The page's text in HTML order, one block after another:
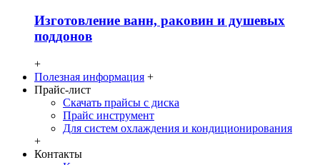
Изготовление ванн, раковин и душевых
поддонов
+
Полезная информация +
Прайс-лист
Скачать прайсы с диска
Прайс инструмент
Для систем охлаждения и кондиционирования
+
Контакты